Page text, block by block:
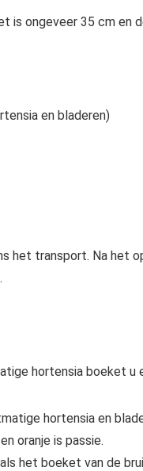
ongeveer 35 cm en
en bladeren)
het transport. Na het
hortensia boeket u
hortensia en
oranje is passie.
het boeket van de